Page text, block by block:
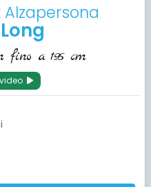
Alzapersona
fino a 195 cm